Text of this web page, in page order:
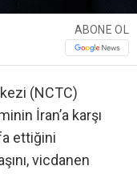
ABONE OL
(NCTC)
İran’a karşı
ettiğini
vicdanen